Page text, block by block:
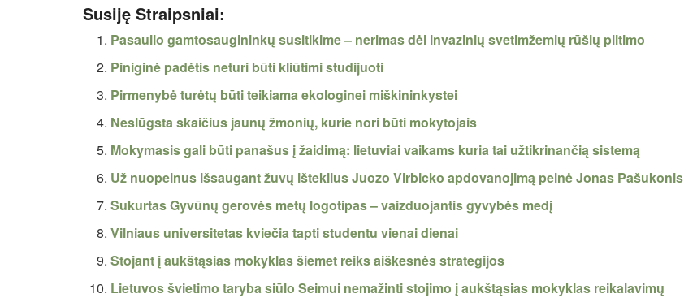
Susiję Straipsniai:
Pasaulio gamtosaugininkų susitikime – nerimas dėl invazinių svetimžemių rūšių plitimo
Piniginė padėtis neturi būti kliūtimi studijuoti
Pirmenybė turėtų būti teikiama ekologinei miškininkystei
Neslūgsta skaičius jaunų žmonių, kurie nori būti mokytojais
Mokymasis gali būti panašus į žaidimą: lietuviai vaikams kuria tai užtikrinančią sistemą
Už nuopelnus išsaugant žuvų išteklius Juozo Virbicko apdovanojimą pelnė Jonas Pašukonis
Sukurtas Gyvūnų gerovės metų logotipas – vaizduojantis gyvybės medį
Vilniaus universitetas kviečia tapti studentu vienai dienai
Stojant į aukštąsias mokyklas šiemet reiks aiškesnės strategijos
Lietuvos švietimo taryba siūlo Seimui nemažinti stojimo į aukštąsias mokyklas reikalavimų